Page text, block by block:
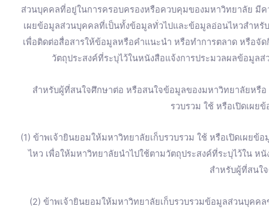
ส่วนบุคคลที่อยู่ในการครอบครองหรือควบคุมของมหาวิทยาลัย มี
เผยข้อมูลส่วนบุคคลที่เป็นทั้งข้อมูลทั่วไปและข้อมูลอ่อนไหวสำห
เพื่อติดต่อสื่อสารให้ข้อมูลหรือคำแนะนำ หรือทำการตลาด หรือจั
วัตถุประสงค์ที่ระบุไว้ในหนังสือแจ้งการประมวลผลข้อมูล
สำหรับผู้ที่สนใจศึกษาต่อ หรือสนใจข้อมูลของมหาวิทยาลัยหรื
รวบรวม ใช้ หรือเปิดเผย
(1) ข้าพเจ้ายินยอมให้มหาวิทยาลัยเก็บรวบรวม ใช้ หรือเปิดเผย
ไหว เพื่อให้มหาวิทยาลัยนำไปใช้ตามวัตถุประสงค์ที่ระบุไว้ใน
สำหรับผู้ที่สนใ
(2) ข้าพเจ้ายินยอมให้มหาวิทยาลัยเก็บรวบรวมข้อมูลส่วนบุคค